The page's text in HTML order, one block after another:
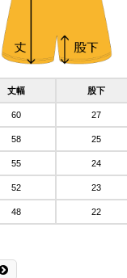
丈幅 股下
60 27
58 25
55 24
52 23
48 22